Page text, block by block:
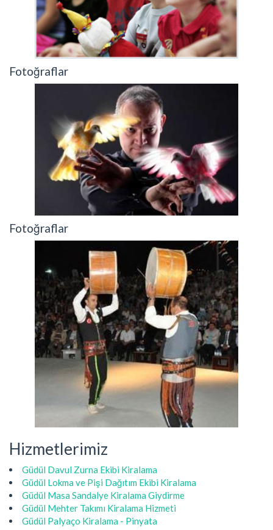
Fotoğraflar
Fotoğraflar
Hizmetlerimiz
Güdül Davul Zurna Ekibi Kiralama
Güdül Lokma ve Pişi Dağıtım Ekibi Kiralama
Güdül Masa Sandalye Kiralama Giydirme
Güdül Mehter Takımı Kiralama Hizmeti
Güdül Palyaço Kiralama - Pinyata